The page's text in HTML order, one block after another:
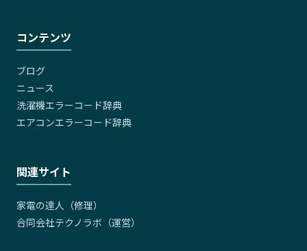
コンテンツ
ブログ
ニュース
洗濯機エラーコード辞典
エアコンエラーコード辞典
関連サイト
家電の達人（修理）
合同会社テクノラボ（運営）